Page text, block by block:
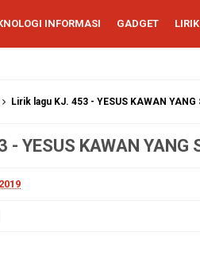
INFORMASI GADGET LIRIK
Lirik lagu KJ. 453 - YESUS KAWAN YANG
YESUS KAWAN YANG